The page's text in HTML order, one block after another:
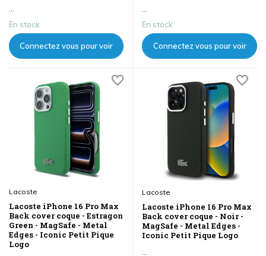
...
En stock
Connectez vous pour voir
En stock
Connectez vous pour voir
Lacoste
Lacoste iPhone 16 Pro Max
Back cover coque - Estragon
Green - MagSafe - Metal
Edges - Iconic Petit Pique
Logo
Lacoste
Lacoste iPhone 16 Pro Max
Back cover coque - Noir -
MagSafe - Metal Edges -
Iconic Petit Pique Logo